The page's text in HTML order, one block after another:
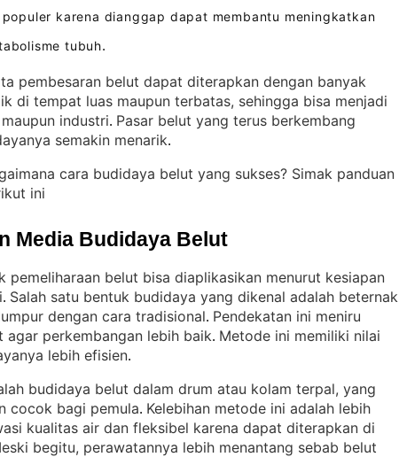
karena dianggap dapat membantu meningkatkan
tubuh.
pembesaran belut dapat diterapkan dengan banyak
di tempat luas maupun terbatas, sehingga bisa menjadi
industri. Pasar belut yang terus berkembang
semakin menarik.
cara budidaya belut yang sukses? Simak panduan
ini
Media Budidaya Belut
pemeliharaan belut bisa diaplikasikan menurut kesiapan
. Salah satu bentuk budidaya yang dikenal adalah beternak
dengan cara tradisional. Pendekatan ini meniru
agar perkembangan lebih baik. Metode ini memiliki nilai
lebih efisien.
budidaya belut dalam drum atau kolam terpal, yang
cocok bagi pemula. Kelebihan metode ini adalah lebih
kualitas air dan fleksibel karena dapat diterapkan di
begitu, perawatannya lebih menantang sebab belut